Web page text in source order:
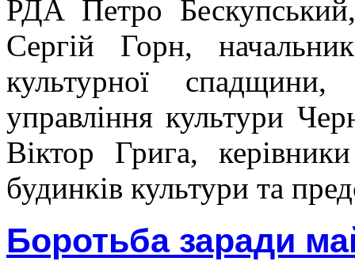
РДА Петро
Сергій Горн,
культурної спадщини,
управління культури
Віктор Грига,
будинків культури та
Боротьба заради